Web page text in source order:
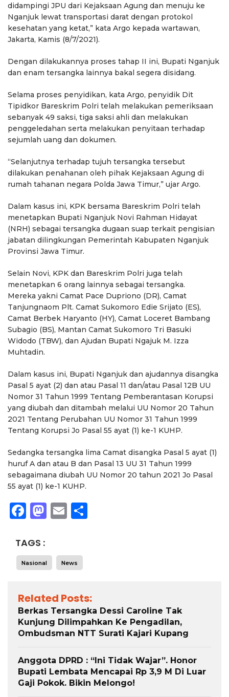
didampingi JPU dari Kejaksaan Agung dan menuju ke
Nganjuk lewat transportasi darat dengan protokol
kesehatan yang ketat,” kata Argo kepada wartawan,
Jakarta, Kamis (8/7/2021).
Dengan dilakukannya proses tahap II ini, Bupati Nganjuk
dan enam tersangka lainnya bakal segera disidang.
Selama proses penyidikan, kata Argo, penyidik Dit
Tipidkor Bareskrim Polri telah melakukan pemeriksaan
sebanyak 49 saksi, tiga saksi ahli dan melakukan
penggeledahan serta melakukan penyitaan terhadap
sejumlah uang dan dokumen.
“Selanjutnya terhadap tujuh tersangka tersebut
dilakukan penahanan oleh pihak Kejaksaan Agung di
rumah tahanan negara Polda Jawa Timur,” ujar Argo.
Dalam kasus ini, KPK bersama Bareskrim Polri telah
menetapkan Bupati Nganjuk Novi Rahman Hidayat
(NRH) sebagai tersangka dugaan suap terkait pengisian
jabatan dilingkungan Pemerintah Kabupaten Nganjuk
Provinsi Jawa Timur.
Selain Novi, KPK dan Bareskrim Polri juga telah
menetapkan 6 orang lainnya sebagai tersangka.
Mereka yakni Camat Pace Dupriono (DR), Camat
Tanjungnaom Plt. Camat Sukomoro Edie Srijato (ES),
Camat Berbek Haryanto (HY), Camat Loceret Bambang
Subagio (BS), Mantan Camat Sukomoro Tri Basuki
Widodo (TBW), dan Ajudan Bupati Ngajuk M. Izza
Muhtadin.
Dalam kasus ini, Bupati Nganjuk dan ajudannya disangka
Pasal 5 ayat (2) dan atau Pasal 11 dan/atau Pasal 12B UU
Nomor 31 Tahun 1999 Tentang Pemberantasan Korupsi
yang diubah dan ditambah melalui UU Nomor 20 Tahun
2021 Tentang Perubahan UU Nomor 31 Tahun 1999
Tentang Korupsi Jo Pasal 55 ayat (1) ke-1 KUHP.
Sedangka tersangka lima Camat disangka Pasal 5 ayat (1)
huruf A dan atau B dan Pasal 13 UU 31 Tahun 1999
sebagaimana diubah UU Nomor 20 tahun 2021 Jo Pasal
55 ayat (1) ke-1 KUHP.
Facebook
Mastodon
Email
TAGS :
Nasional News
Related Posts:
Berkas Tersangka Dessi Caroline Tak
Kunjung Dilimpahkan Ke Pengadilan,
Ombudsman NTT Surati Kajari Kupang
Anggota DPRD : “Ini Tidak Wajar”. Honor
Bupati Lembata Mencapai Rp 3,9 M Di Luar
Gaji Pokok. Bikin Melongo!